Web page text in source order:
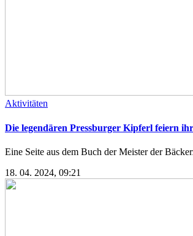
Aktivitäten
Die legendären Pressburger Kipferl feiern
Eine Seite aus dem Buch der Meister der
18. 04. 2024, 09:21